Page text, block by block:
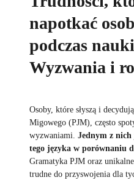
napotkać
podczas
Wyzwania i
Osoby, które słyszą i
Migowego (PJM), często
wyzwaniami. Jednym z
tego języka w porównaniu
Gramatyka PJM oraz
trudne do przyswojenia dla